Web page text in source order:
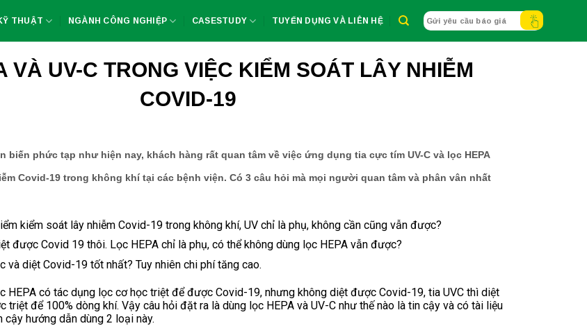
THUẬT NGÀNH CÔNG NGHIỆP CASESTUDY TUYỂN DỤNG VÀ LIÊN HỆ Gửi yêu cầu báo giá
VÀ UV-C TRONG VIỆC KIỂM SOÁT LÂY NHIỄM
COVID-19
biến phức tạp như hiện nay, khách hàng rất quan tâm về việc ứng dụng tia cực tím UV-C và lọc HEPA
Covid-19 trong không khí tại các bệnh viện. Có 3 câu hỏi mà mọi người quan tâm và phân vân nhất
kiểm soát lây nhiễm Covid-19 trong không khí, UV chỉ là phụ, không cần cũng vẫn được?
được Covid 19 thôi. Lọc HEPA chỉ là phụ, có thể không dùng lọc HEPA vẫn được?
lọc và diệt Covid-19 tốt nhất? Tuy nhiên chi phí tăng cao.
HEPA có tác dụng lọc cơ học triệt để được Covid-19, nhưng không diệt được Covid-19, tia UVC thì diệt
để 100% dòng khí. Vậy câu hỏi đặt ra là dùng lọc HEPA và UV-C như thế nào là tin cậy và có tài liệu
hướng dẫn dùng 2 loại này.